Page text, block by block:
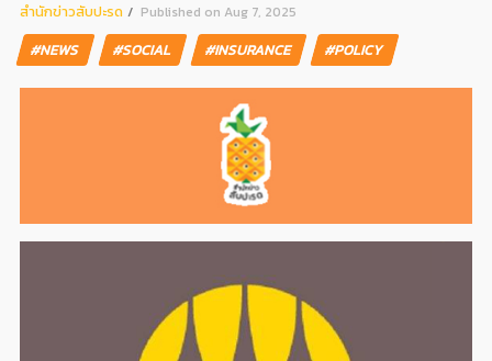
สํานักข่าวสับปะรด Published on Aug 7, 2025
#NEWS #SOCIAL #INSURANCE #POLICY